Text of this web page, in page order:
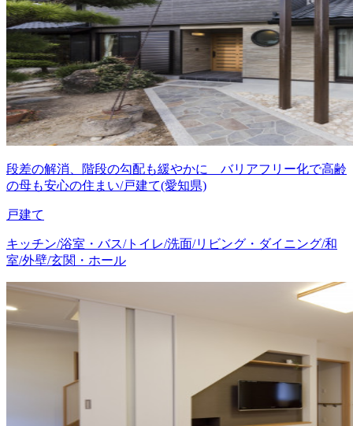
段差の解消、階段の勾配も緩やかに バリアフリー化で高齢
の母も安心の住まい/戸建て(愛知県)
戸建て
キッチン/浴室・バス/トイレ/洗面/リビング・ダイニング/和
室/外壁/玄関・ホール